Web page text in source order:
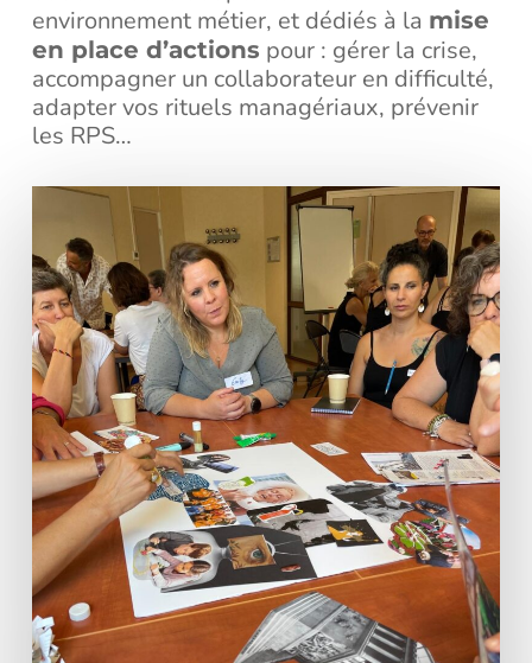
environnement métier, et dédiés à la mise
en place d’actions pour : gérer la crise,
accompagner un collaborateur en difficulté,
adapter vos rituels managériaux, prévenir
les RPS…